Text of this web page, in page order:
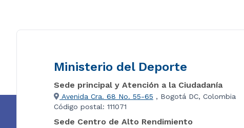
Ministerio del Deporte
Sede principal y Atención a la Ciudadanía
Avenida Cra. 68 No. 55-65 , Bogotá DC, Colombia
Código postal: 111071
Sede Centro de Alto Rendimiento